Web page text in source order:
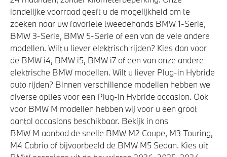
Kilometertacho
Laadkabel (Mode 3, 22kW)
Flexible Fast Charger 2.0 (Mode 2)
M Adaptief onderstel
Automatische 8-traps Steptronic sporttransmissie
Anti blokkeer systeem
Adapter E+F (CEE 7/7) 10A
Variable Sport Steering
xDrive - Vierwielaandrijving
landelijke voorraad geeft u de mogelijkheid om te
zoeken naar uw favoriete tweedehands BMW 1-Serie,
BMW 3-Serie, BMW 5-Serie of een van de vele andere
modellen. Wilt u liever elektrisch rijden? Kies dan voor
de BMW i4, BMW i5, BMW i7 of een van onze andere
elektrische BMW modellen. Wilt u liever Plug-in Hybride
auto rijden? Binnen verschillende modellen hebben we
diverse opties voor een Plug-in Hybride occasion. Ook
voor BMW M modellen hebben wij voor u een groot
aantal occasions beschikbaar. Bekijk in ons
BMW M aanbod de snelle BMW M2 Coupe, M3 Touring,
M4 Cabrio of bijvoorbeeld de BMW M5 Sedan. Kies uit